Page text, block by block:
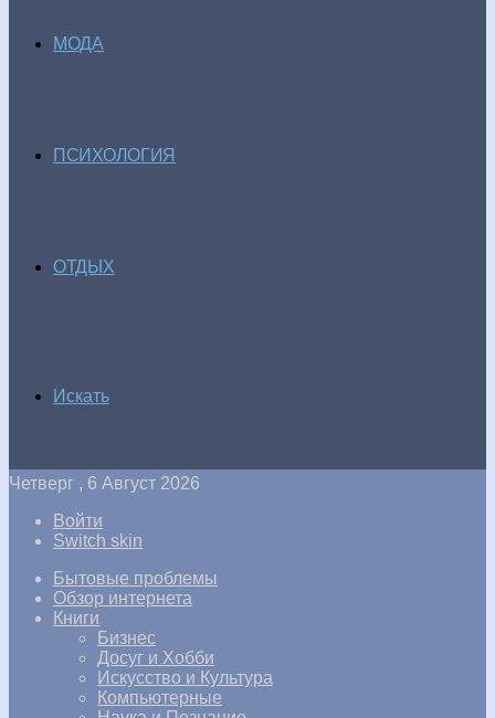
МОДА
ПСИХОЛОГИЯ
ОТДЫХ
Искать
Четверг , 6 Август 2026
Войти
Switch skin
Бытовые проблемы
Обзор интернета
Книги
Бизнес
Досуг и Хобби
Искусство и Культура
Компьютерные